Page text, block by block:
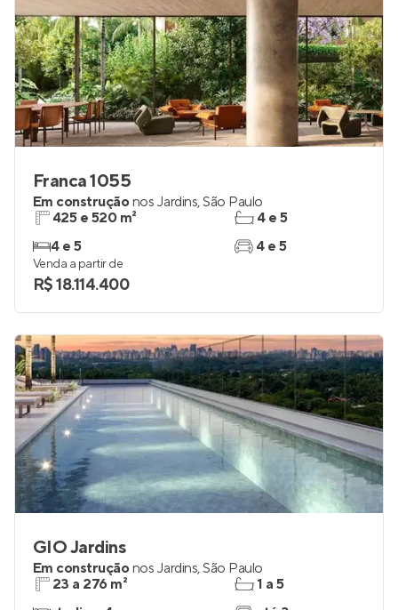
Franca 1055
Em construçãonos Jardins,São Paulo
425 e 520 m²
4 e 5
4 e 5
4 e 5
Venda a partir de
R$ 18.114.400
GIO Jardins
Em construçãonos Jardins,São Paulo
23 a 276 m²
1 a 5